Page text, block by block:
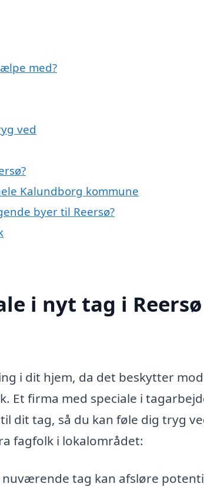
med?
ved
Kalundborg kommune
byer til Reersø?
i nyt tag i Reersø
i dit hjem, da det beskytter
Et firma med speciale i
dit tag, så du kan føle dig tryg
fagfolk i lokalområdet:
tag kan afsløre